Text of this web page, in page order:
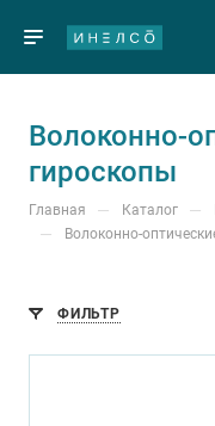
Волоконно-
гироскопы
Главная — Каталог —
— Волоконно-
ФИЛЬТР